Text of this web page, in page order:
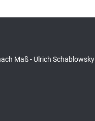
Maß - Ulrich Schablowsky